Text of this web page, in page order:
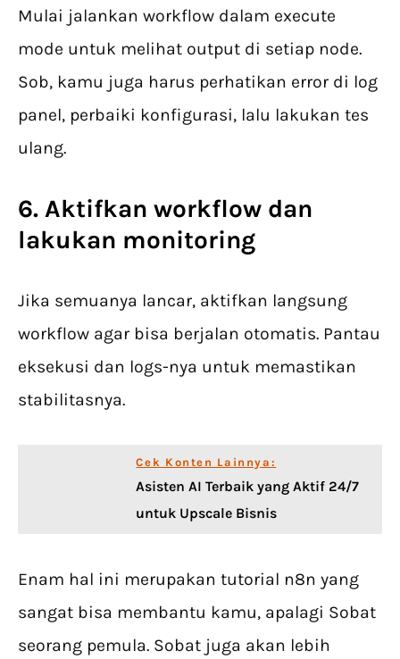
Mulai jalankan workflow dalam execute
mode untuk melihat output di setiap node.
Sob, kamu juga harus perhatikan error di log
panel, perbaiki konfigurasi, lalu lakukan tes
ulang.
6. Aktifkan workflow dan
lakukan monitoring
Jika semuanya lancar, aktifkan langsung
workflow agar bisa berjalan otomatis. Pantau
eksekusi dan logs-nya untuk memastikan
stabilitasnya.
Cek Konten Lainnya:
Asisten AI Terbaik yang Aktif 24/7
untuk Upscale Bisnis
Enam hal ini merupakan tutorial n8n yang
sangat bisa membantu kamu, apalagi Sobat
seorang pemula. Sobat juga akan lebih